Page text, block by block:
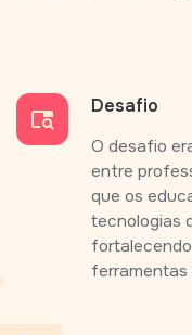
Desafio
O desafio
entre
que os
tecnologias
ferramentas